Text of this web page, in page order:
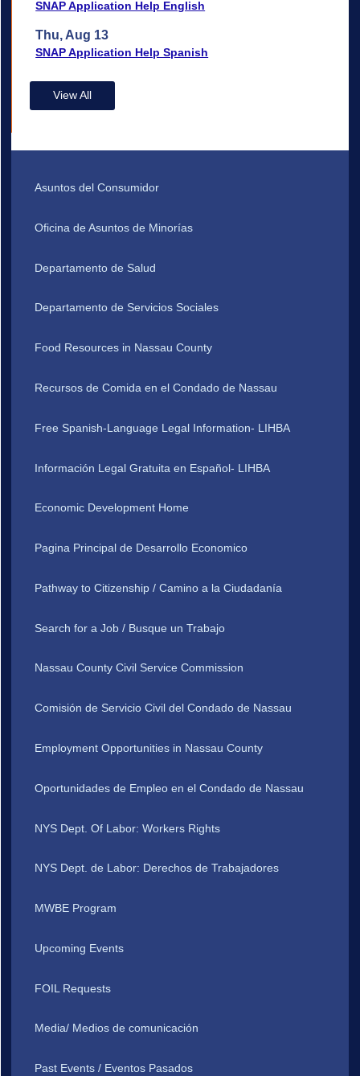
SNAP Application Help English
Thu, Aug 13
SNAP Application Help Spanish
View All
Asuntos del Consumidor
Oficina de Asuntos de Minorías
Departamento de Salud
Departamento de Servicios Sociales
Food Resources in Nassau County
Recursos de Comida en el Condado de Nassau
Free Spanish-Language Legal Information- LIHBA
Información Legal Gratuita en Español- LIHBA
Economic Development Home
Pagina Principal de Desarrollo Economico
Pathway to Citizenship / Camino a la Ciudadanía
Search for a Job / Busque un Trabajo
Nassau County Civil Service Commission
Comisión de Servicio Civil del Condado de Nassau
Employment Opportunities in Nassau County
Oportunidades de Empleo en el Condado de Nassau
NYS Dept. Of Labor: Workers Rights
NYS Dept. de Labor: Derechos de Trabajadores
MWBE Program
Upcoming Events
FOIL Requests
Media/ Medios de comunicación
Past Events / Eventos Pasados